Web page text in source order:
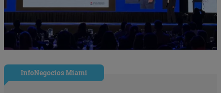
InfoNegocios Miami